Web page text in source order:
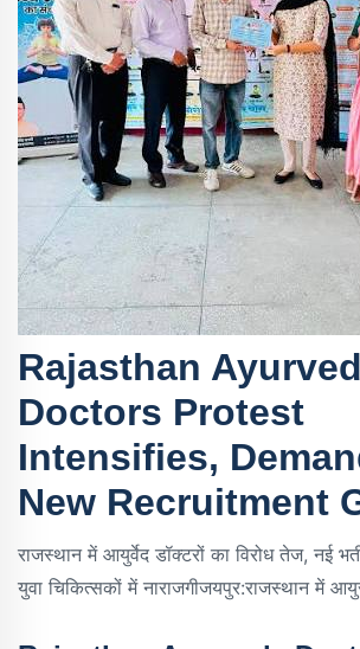
Rajasthan
Doctors Protest
Intensifies,
New Recruitment
राजस्थान में आयुर्वेद डॉक्टरों का विरोध तेज, नई
युवा चिकित्सकों में नाराजगीजयपुर:राजस्थान में